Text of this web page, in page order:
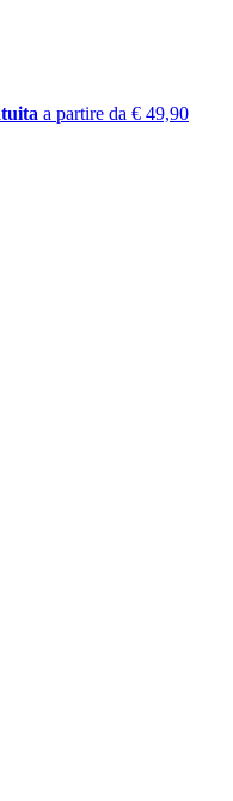
a partire da € 49,90